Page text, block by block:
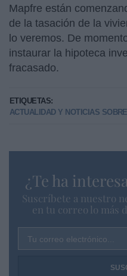
Mapfre están
de la tasación de la
lo veremos. De
instaurar la hipoteca
fracasado.
ETIQUETAS:
ACTUALIDAD Y NOTICIAS
¿Te ha
Suscríbete a nuestro
en tu correo lo más
Tu correo electrónico...